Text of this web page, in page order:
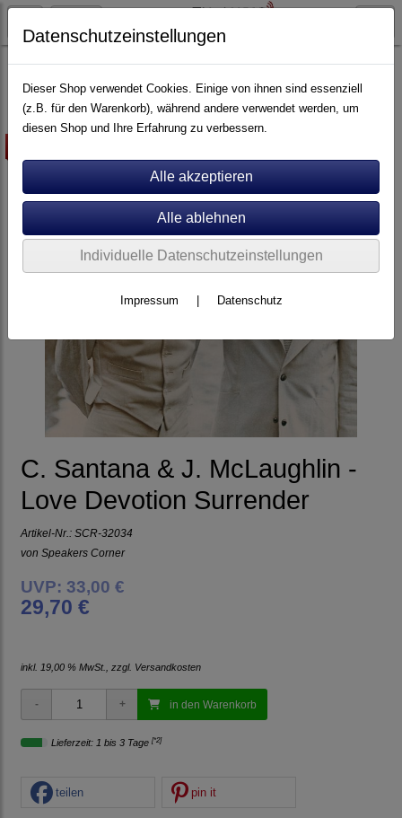
Schallplatten Rock-Pop
C. Santana & J. McLaughlin -
Love Devotion Surrender
Artikel-Nr.: SCR-32034
von Speakers Corner
UVP: 33,00 €
29,70 €
inkl. 19,00 % MwSt., zzgl. Versandkosten
in den Warenkorb
Lieferzeit: 1 bis 3 Tage [*2]
teilen pin it
Datenschutzeinstellungen
Dieser Shop verwendet Cookies. Einige von ihnen sind essenziell
(z.B. für den Warenkorb), während andere verwendet werden, um
diesen Shop und Ihre Erfahrung zu verbessern.
Individuelle Datenschutzeinstellungen
Impressum Datenschutz